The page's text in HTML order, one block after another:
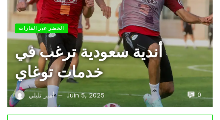
الخضر عبر القارات
أندية سعودية ترغب في
خدمات توغاي
أمير تليلي — Juin 5, 2025 0